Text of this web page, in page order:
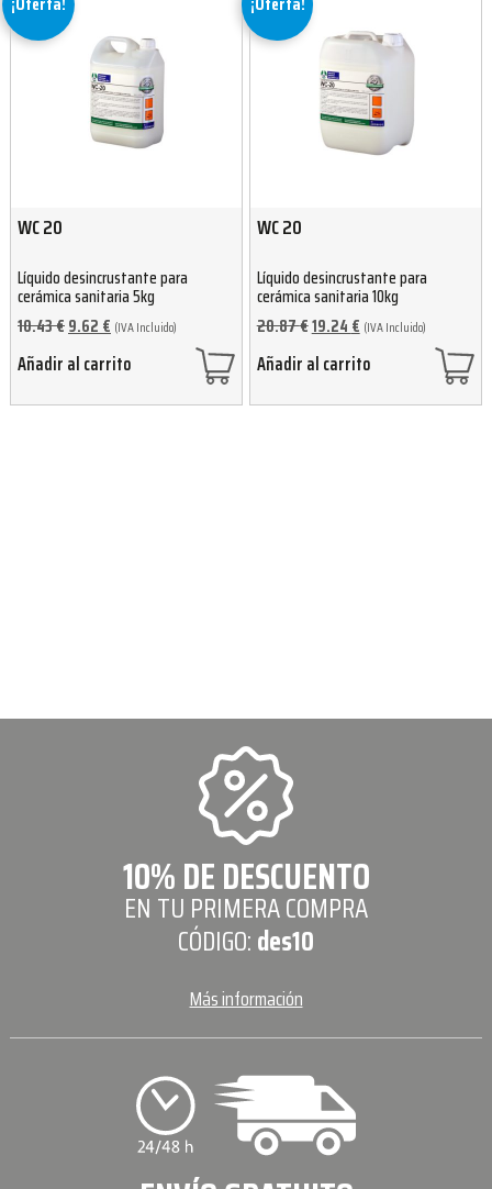
WC 20
Líquido desincrustante para
cerámica sanitaria 5kg
10.43€9.62 € (IVA Incluido)
Añadir al carrito
WC 20
Líquido desincrustante para
cerámica sanitaria 10kg
20.87€19.24 € (IVA Incluido)
Añadir al carrito
10% DE DESCUENTO
EN TU PRIMERA COMPRA
CÓDIGO:des10
Más información